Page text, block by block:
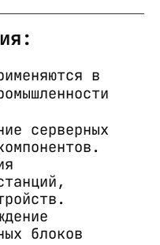
в
серверных
блоков